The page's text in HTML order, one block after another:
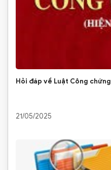
Hỏi đáp về Luật Công chứng
21/05/2025